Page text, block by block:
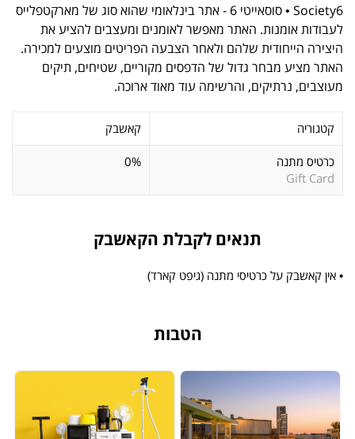
Society6 • סוסאייטי 6 - אתר בינלאומי שהוא סוג של מארקטפלייס
לעבודות אומנות. האתר מאפשר לאומנים ומעצבים להציע את
היצירה הייחודית שלהם ולאחר הצבעה הפריטים מוצעים למכירה.
האתר מציע מבחר גדול של הדפסים מקוריים, שטיחים, תיקים
מעוצבים, נרתיקים, והרשימה עוד מאוד ארוכה.
קטגוריה קאשבק
כרטיס מתנה
Gift Card
0%
תנאים לקבלת הקאשבק
• אין קאשבק על כרטיסי מתנה (גיפט קארד)
הטבות